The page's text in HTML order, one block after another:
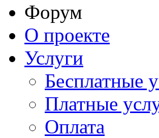
Форум
О проекте
Услуги
Бесплатные
Платные
Оплата